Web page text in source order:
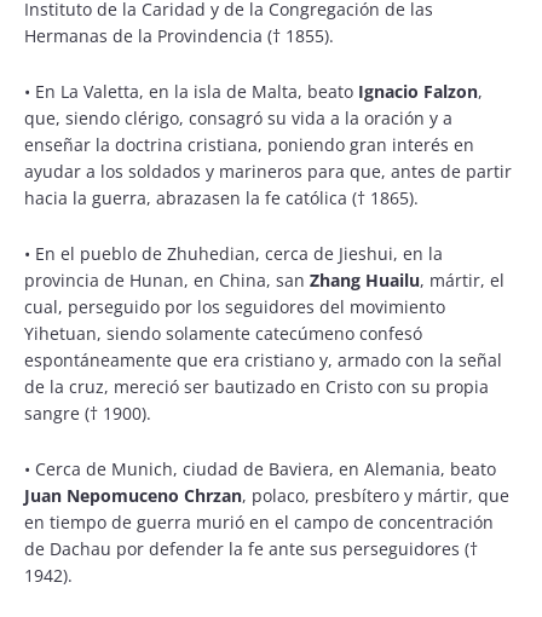
Instituto de la Caridad y de la Congregación de las
Hermanas de la Provindencia († 1855).
• En La Valetta, en la isla de Malta, beato Ignacio Falzon,
que, siendo clérigo, consagró su vida a la oración y a
enseñar la doctrina cristiana, poniendo gran interés en
ayudar a los soldados y marineros para que, antes de partir
hacia la guerra, abrazasen la fe católica († 1865).
• En el pueblo de Zhuhedian, cerca de Jieshui, en la
provincia de Hunan, en China, san Zhang Huailu, mártir, el
cual, perseguido por los seguidores del movimiento
Yihetuan, siendo solamente catecúmeno confesó
espontáneamente que era cristiano y, armado con la señal
de la cruz, mereció ser bautizado en Cristo con su propia
sangre († 1900).
• Cerca de Munich, ciudad de Baviera, en Alemania, beato
Juan Nepomuceno Chrzan, polaco, presbítero y mártir, que
en tiempo de guerra murió en el campo de concentración
de Dachau por defender la fe ante sus perseguidores (†
1942).